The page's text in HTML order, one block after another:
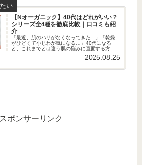
【Nオーガニック】40代はどれがいい？
シリーズ全4種を徹底比較｜口コミも紹
介
「最近、肌のハリがなくなってきた…」「乾燥
がひどくて小じわが気になる…」40代になる
と、これまでとは違う肌の悩みに直面する方は
代」に寄り添うスキンケアブランドとして人気
2025.08.25
スポンサーリンク